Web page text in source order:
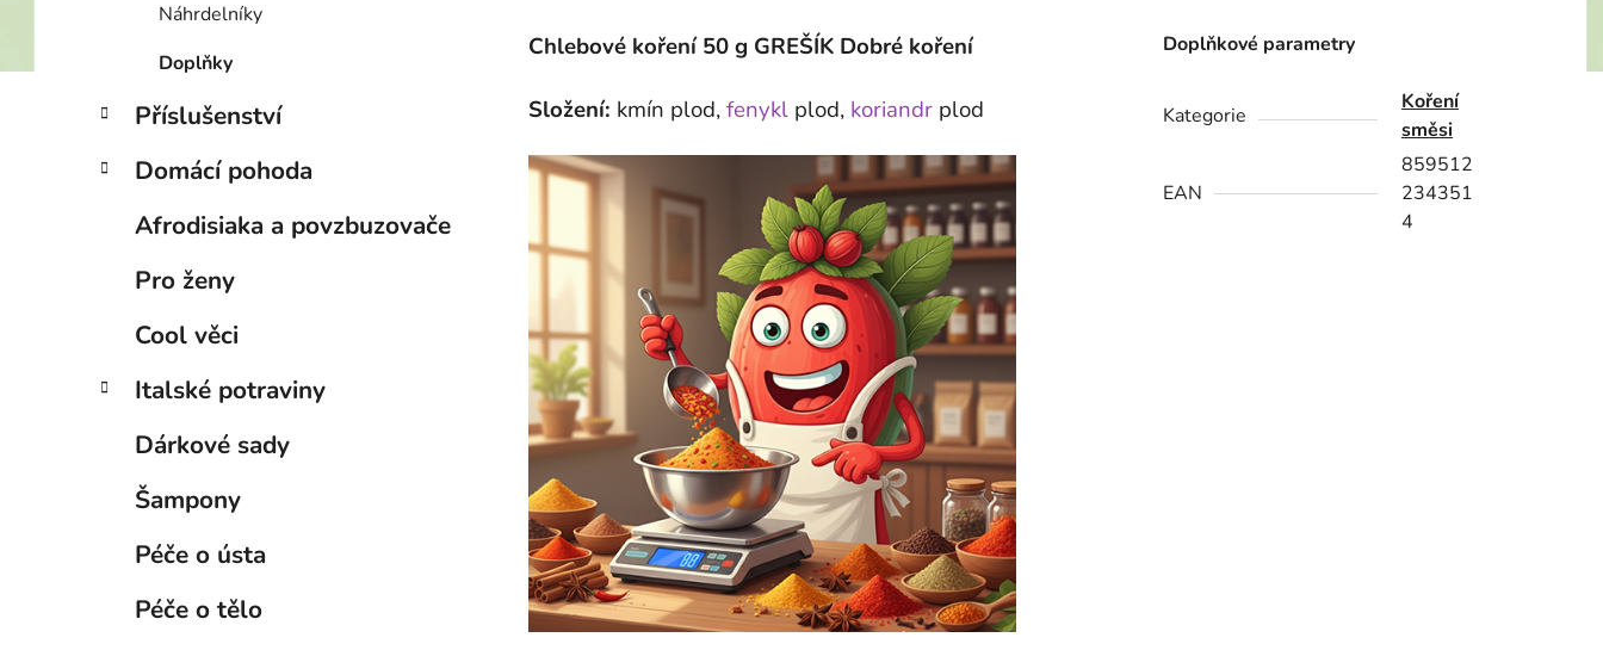
Náhrdelníky
Doplňky
Příslušenství
Domácí pohoda
Afrodisiaka a povzbuzovače
Pro ženy
Cool věci
Italské potraviny
Dárkové sady
Šampony
Péče o ústa
Péče o tělo
Chlebové koření 50 g GREŠÍK Dobré koření
Složení: kmín plod,fenykl plod, koriandr plod
Doplňkové parametry
Kategorie
Koření
směsi
EAN
859512
234351
4